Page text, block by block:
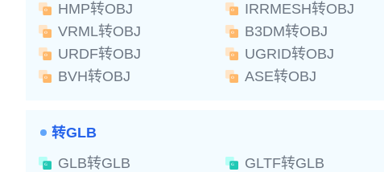
HMP转OBJ
IRRMESH转OBJ
VRML转OBJ
B3DM转OBJ
URDF转OBJ
UGRID转OBJ
BVH转OBJ
ASE转OBJ
转GLB
GLB转GLB
GLTF转GLB